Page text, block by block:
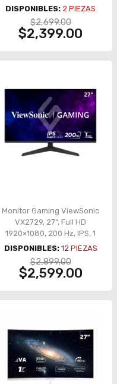
– BR-944113
DISPONIBLES: 2 PIEZAS
$2,699.00
$2,399.00
Monitor Gaming ViewSonic
VX2729, 27", Full HD
1920×1080, 200 Hz, IPS, 1
ms, FreeSync, bocinas
integradas – VX2729
DISPONIBLES: 12PIEZAS
$2,899.00
$2,599.00